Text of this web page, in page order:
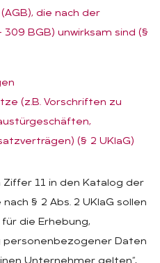
die nach der
BGB) unwirksam sind (§
(z.B. Vorschriften zu
(§ 2 UKlaG)
Ziffer 11 in den Katalog der
§ 2 Abs. 2 UKlaG sollen
die Erhebung,
personenbezogener Daten